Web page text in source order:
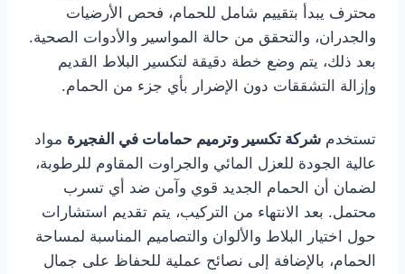
محترف يبدأ بتقييم شامل للحمام، فحص الأرضيات
والجدران، والتحقق من حالة المواسير والأدوات الصحية.
بعد ذلك، يتم وضع خطة دقيقة لتكسير البلاط القديم
وإزالة التشققات دون الإضرار بأي جزء من الحمام.
تستخدم شركة تكسير وترميم حمامات في الفجيرة مواد
عالية الجودة للعزل المائي والجراوت المقاوم للرطوبة،
لضمان أن الحمام الجديد قوي وآمن ضد أي تسرب
محتمل. بعد الانتهاء من التركيب، يتم تقديم استشارات
حول اختيار البلاط والألوان والتصاميم المناسبة لمساحة
الحمام، بالإضافة إلى نصائح عملية للحفاظ على جمال